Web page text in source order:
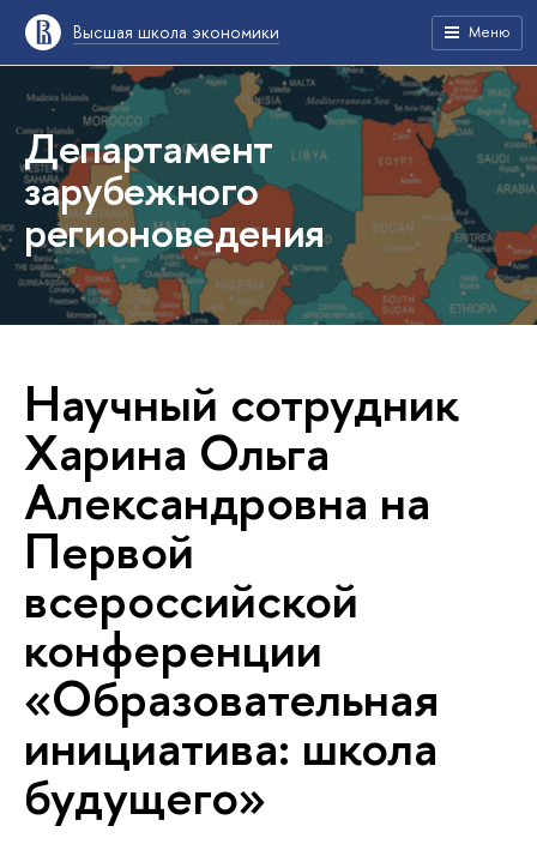
Высшая школа экономики Меню
Департамент
зарубежного
регионоведения
Научный сотрудник
Харина Ольга
Александровна на
Первой
всероссийской
конференции
«Образовательная
инициатива: школа
будущего»